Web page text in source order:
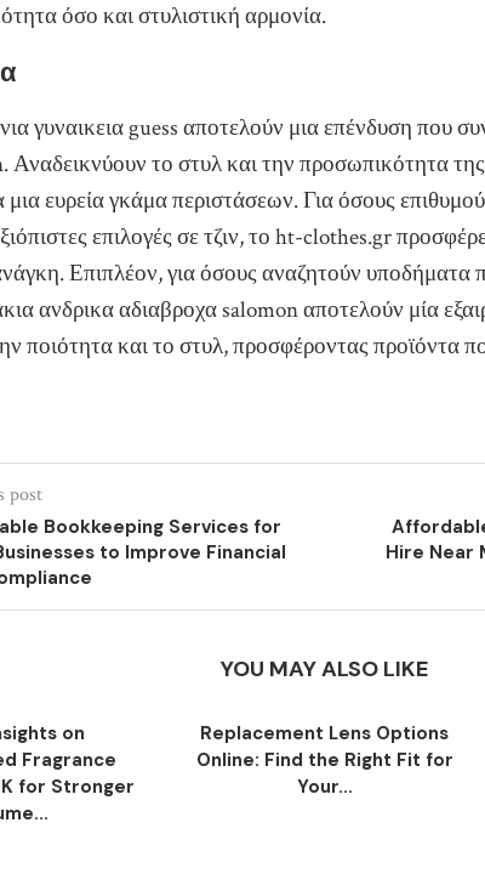
όσο και στυλιστική αρμονία.
γυναικεια guess αποτελούν μια επένδυση που
Αναδεικνύουν το στυλ και την προσωπικότητα
μια ευρεία γκάμα περιστάσεων. Για όσους
επιλογές σε τζιν, το ht-clothes.gr
Επιπλέον, για όσους αναζητούν υποδήματα
ανδρικα αδιαβροχα salomon αποτελούν μία
ποιότητα και το στυλ, προσφέροντας προϊόντα
post
Bookkeeping Services for
to Improve Financial
Hire Near
YOU MAY ALSO LIKE
on
Fragrance
for Stronger
Replacement Lens Options
Online: Find the Right Fit for
Your...